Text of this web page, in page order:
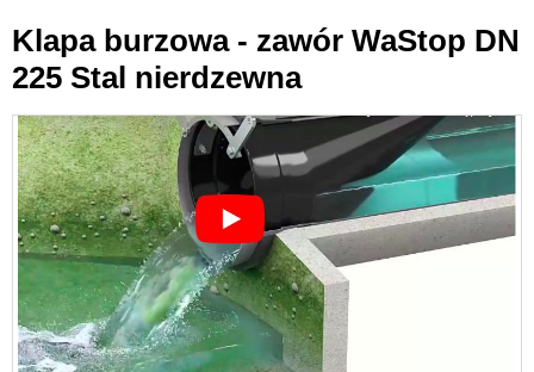
Klapa burzowa - zawór WaStop DN
225 Stal nierdzewna